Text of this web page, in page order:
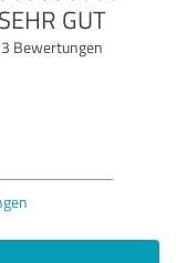
SEHR GUT
3 Bewertungen